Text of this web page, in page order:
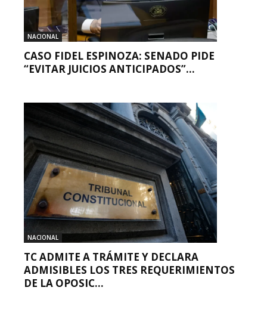
NACIONAL
CASO FIDEL ESPINOZA: SENADO PIDE
“EVITAR JUICIOS ANTICIPADOS”...
NACIONAL
TC ADMITE A TRÁMITE Y DECLARA
ADMISIBLES LOS TRES REQUERIMIENTOS
DE LA OPOSIC...